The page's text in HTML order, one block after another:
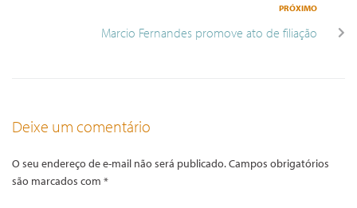
PRÓXIMO
Marcio Fernandes promove ato de filiação
Deixe um comentário
O seu endereço de e-mail não será publicado.Campos obrigatórios
são marcados com *